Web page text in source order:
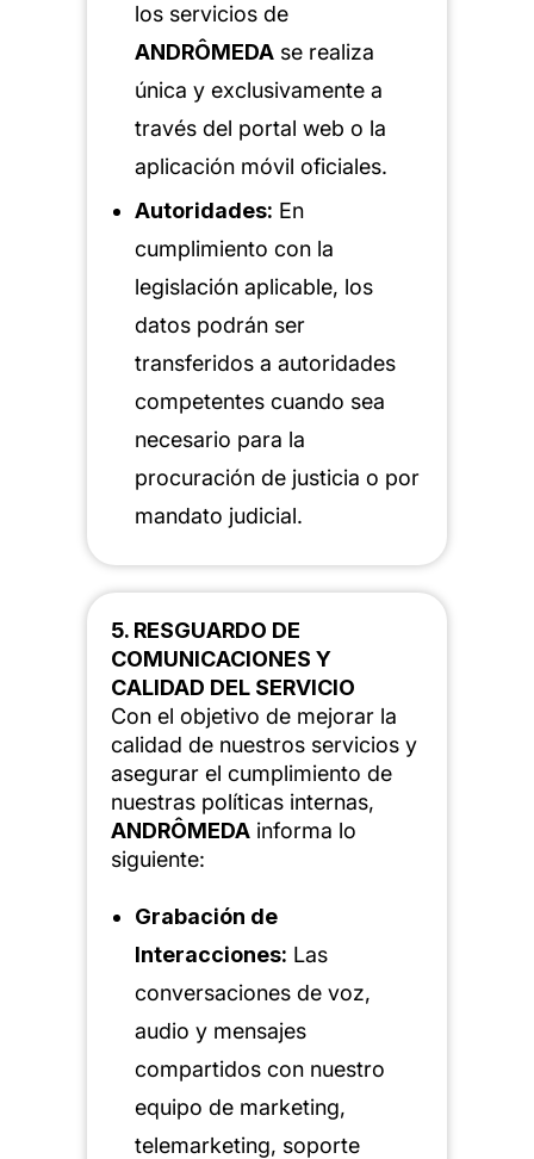
los servicios de
ANDRÔMEDAse realiza
única y exclusivamente a
través del portal web o la
aplicación móvil oficiales.
Autoridades: En
cumplimiento con la
legislación aplicable, los
datos podrán ser
transferidos a autoridades
competentes cuando sea
necesario para la
procuración de justicia o por
mandato judicial.
5. RESGUARDO DE
COMUNICACIONES Y
CALIDAD DEL SERVICIO
Con el objetivo de mejorar la
calidad de nuestros servicios y
asegurar el cumplimiento de
nuestras políticas internas,
ANDRÔMEDAinforma lo
siguiente:
Grabación de
Interacciones: Las
conversaciones de voz,
audio y mensajes
compartidos con nuestro
equipo de marketing,
telemarketing, soporte